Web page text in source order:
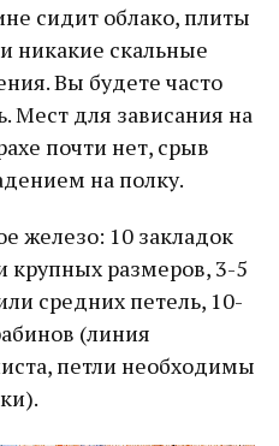
сидит облако, плиты
никакие скальные
Вы будете часто
Мест для зависания на
почти нет, срыв
на полку.
железо: 10 закладок
крупных размеров, 3-5
средних петель, 10-
(линия
петли необходимы